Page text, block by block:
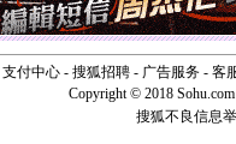
如意,快
[元旦]看
断电。爱
你是我专
[元旦] 如
起；二是
支付中心- 搜狐招聘- 广告服务- 客
Copyright © 2018
搜狐不良信息